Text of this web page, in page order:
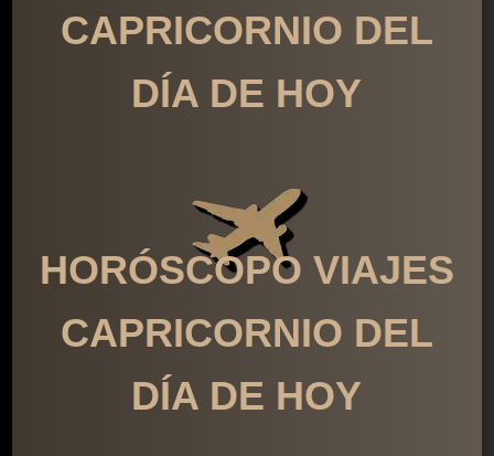
CAPRICORNIO DEL
DÍA DE HOY
HORÓSCOPO VIAJES
CAPRICORNIO DEL
DÍA DE HOY